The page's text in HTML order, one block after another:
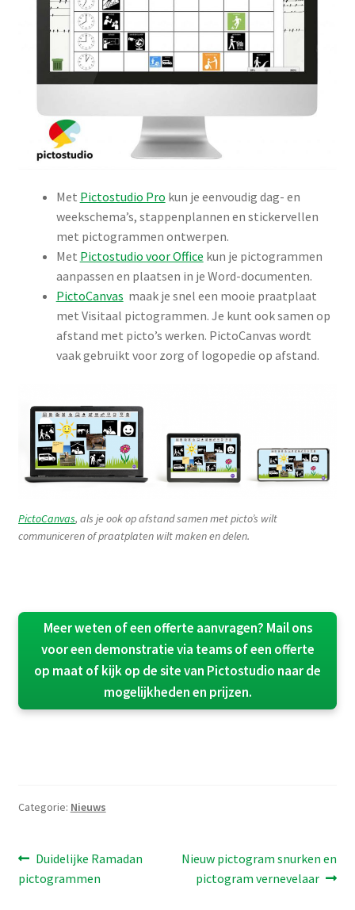
Met Pictostudio Pro kun je eenvoudig dag- en
weekschema’s, stappenplannen en stickervellen
met pictogrammen ontwerpen.
Met Pictostudio voor Office kun je pictogrammen
aanpassen en plaatsen in je Word-documenten.
PictoCanvas maak je snel een mooie praatplaat
met Visitaal pictogrammen. Je kunt ook samen op
afstand met picto’s werken. PictoCanvas wordt
vaak gebruikt voor zorg of logopedie op afstand.
PictoCanvas, als je ook op afstand samen met picto’s wilt
communiceren of praatplaten wilt maken en delen.
Meer weten of een offerte aanvragen? Mail ons
voor een demonstratie via teams of een offerte
op maat of kijk op de site van Pictostudio naar de
mogelijkheden en prijzen.
Categorie: Nieuws
Bericht
navigatie
Vorig
bericht:
Duidelijke Ramadan
pictogrammen
Volgend
bericht:
Nieuw pictogram snurken en
pictogram vernevelaar